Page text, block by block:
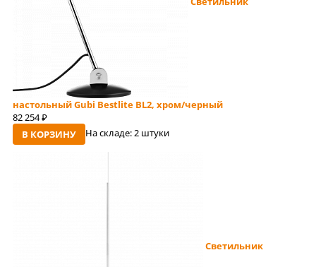
настольный Gubi Bestlite BL2, хром/черный
82 254 руб
В КОРЗИНУ На складе:2 штуки
Светильник